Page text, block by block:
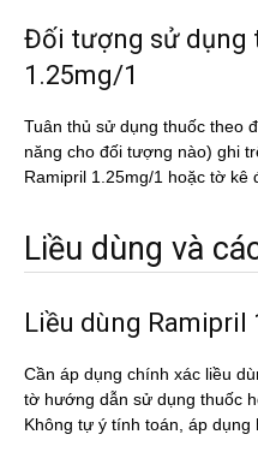
Đối tượng sử dụng
1.25mg/1
Tuân thủ sử dụng thuốc theo
năng cho đối tượng nào) ghi
Ramipril 1.25mg/1 hoặc tờ kê
Liều dùng và
Liều dùng Ramipril
Cần áp dụng chính xác liều
tờ hướng dẫn sử dụng thuốc
Không tự ý tính toán, áp dụng